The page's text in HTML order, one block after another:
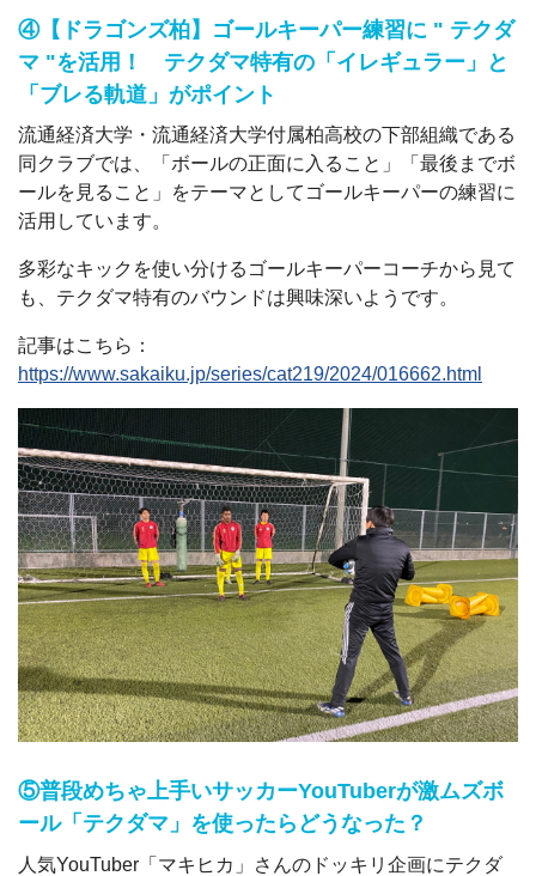
④【ドラゴンズ柏】ゴールキーパー練習に " テクダ
マ "を活用！ テクダマ特有の「イレギュラー」と
「ブレる軌道」がポイント
流通経済大学・流通経済大学付属柏高校の下部組織である
同クラブでは、
「ボールの正面に入ること」「最後までボ
ールを見ること」をテーマとしてゴールキーパーの練習に
活用しています。
多彩なキックを使い分けるゴールキーパーコーチから見て
も、テクダマ特有のバウンドは興味深いようです。
記事はこちら：
https://www.sakaiku.jp/series/cat219/2024/016662.html
⑤普段めちゃ上手いサッカーYouTuberが激ムズボ
ール「 テクダマ」を使ったらどうなった？
人気YouTuber「マキヒカ」さんのドッキリ企画にテクダ